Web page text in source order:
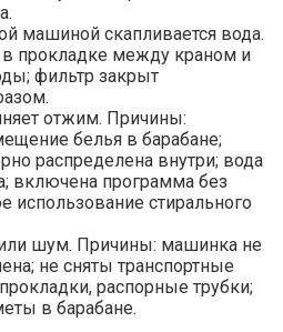
машиной скапливается вода.
в прокладке между краном и
фильтр закрыт
отжим. Причины:
белья в барабане;
распределена внутри; вода
включена программа без
использование стирального
шум. Причины: машинка не
не сняты транспортные
распорные трубки;
в барабане.